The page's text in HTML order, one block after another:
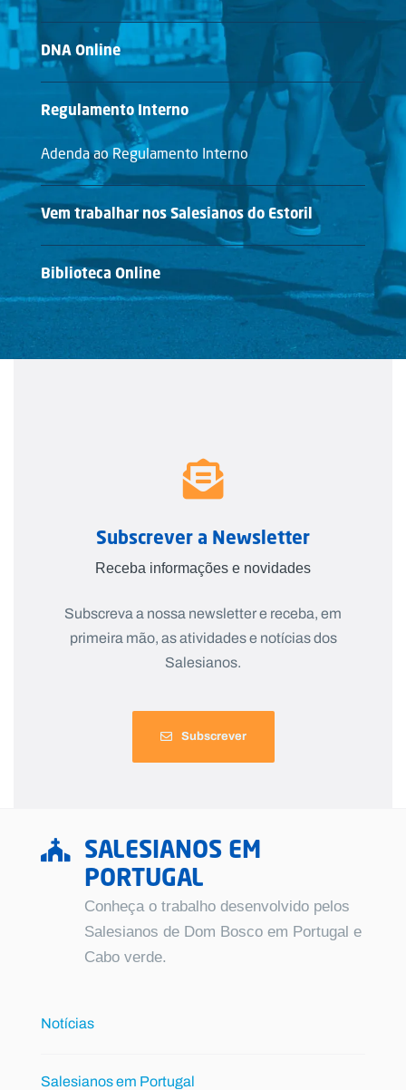
DNA Online
Regulamento Interno
Adenda ao Regulamento Interno
Vem trabalhar nos Salesianos do Estoril
Biblioteca Online
Subscrever a Newsletter
Receba informações e novidades
Subscreva a nossa newsletter e receba, em
primeira mão, as atividades e notícias dos
Salesianos.
Subscrever
SALESIANOS EM
PORTUGAL
Conheça o trabalho desenvolvido pelos
Salesianos de Dom Bosco em Portugal e
Cabo verde.
Notícias
Salesianos em Portugal